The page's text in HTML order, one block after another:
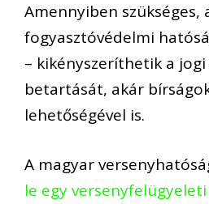
Amennyiben szükséges,
fogyasztóvédelmi
– kikényszeríthetik a
betartását, akár
lehetőségével is.
A magyar
le egy versenyfelü